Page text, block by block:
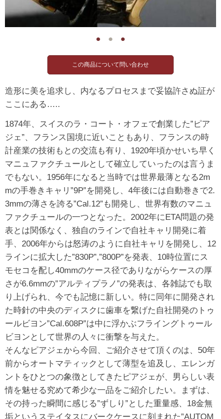
● ● ●
造形に美を追求し、内なるプロセスまで妥協許さぬ証が
ここにある…..
1874年、スイスのラ・コート・オフェで創業した”ピア
ジェ”、フランス国境に近いこともあり、フランスの時
計産業の技術もとの交流も有り、1920年頃かせいち早く
マニュファクチュールとして確立していったのは言うま
でもない。1956年になると当時では世界最薄となる2m
mの手巻きキャリ”9P”を開発し、4年後には自動巻きで2.
3mmの薄さを誇る”Cal.12”も開発し、世界有数のマニュ
ファクチュールの一つとなった。2002年にETA問題の発
表とは関係なく、独自のラインで自社キャリ開発に着
手、2006年からは怒涛のように自社キャリを開発し、12
ラインに拡大した”830P”,”800P”を発表、10時位置にス
モセコを配し40mmのケース径でありながらケースの厚
さが6.6mmの”アルティプラノ”の発表は、各雑誌でも取
り上げられ、今でも記憶に新しい。特に同年に開発され
た時針の中央のディスクに歯車を繋げた自社開発のトゥ
ールビヨン”Cal.608P”は中に浮かぶフライングトゥール
ビヨンとして世界の人々に衝撃を与えた。
そんなピアジェから今回、ご紹介させて頂くのは、50年
前からオートマティックとして薄型を追及し、エレンガ
ントをひとつの象徴としてきたピアジェが、男らしい表
情を魅せる究めて希少な一品をご紹介したい。まずは、
その持った瞬間に感じる”ずしり”とした重量感、18金無
垢というステイタスにバークケースに刻まれた”AUTOM